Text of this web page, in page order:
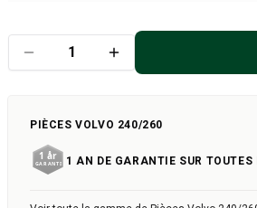
PIÈCES VOLVO 240/260
1 AN DE GARANTIE SUR TOUTES